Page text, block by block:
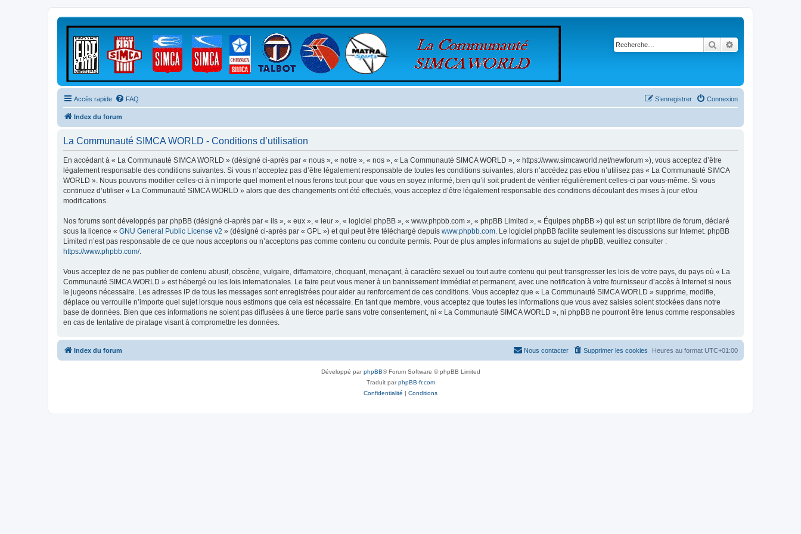
Rechercher
Accès rapide FAQ Connexion
S’enregistrer
Index du forum
La Communauté SIMCA WORLD - Conditions d’utilisation
En accédant à « La Communauté SIMCA WORLD » (désigné ci-après par « nous », « notre », « nos », « La Communauté SIMCA WORLD », « https://www.simcaworld.net/newforum »), vous acceptez d’être
légalement responsable des conditions suivantes. Si vous n’acceptez pas d’être légalement responsable de toutes les conditions suivantes, alors n’accédez pas et/ou n’utilisez pas « La Communauté SIMCA
WORLD ». Nous pouvons modifier celles-ci à n’importe quel moment et nous ferons tout pour que vous en soyez informé, bien qu’il soit prudent de vérifier régulièrement celles-ci par vous-même. Si vous
continuez d’utiliser « La Communauté SIMCA WORLD » alors que des changements ont été effectués, vous acceptez d’être légalement responsable des conditions découlant des mises à jour et/ou
modifications.
Nos forums sont développés par phpBB (désigné ci-après par « ils », « eux », « leur », « logiciel phpBB », « www.phpbb.com », « phpBB Limited », « Équipes phpBB ») qui est un script libre de forum, déclaré
sous la licence « GNU General Public License v2 » (désigné ci-après par « GPL ») et qui peut être téléchargé depuis www.phpbb.com. Le logiciel phpBB facilite seulement les discussions sur Internet. phpBB
Limited n’est pas responsable de ce que nous acceptons ou n’acceptons pas comme contenu ou conduite permis. Pour de plus amples informations au sujet de phpBB, veuillez consulter :
https://www.phpbb.com/.
Vous acceptez de ne pas publier de contenu abusif, obscène, vulgaire, diffamatoire, choquant, menaçant, à caractère sexuel ou tout autre contenu qui peut transgresser les lois de votre pays, du pays où « La
Communauté SIMCA WORLD » est hébergé ou les lois internationales. Le faire peut vous mener à un bannissement immédiat et permanent, avec une notification à votre fournisseur d’accès à Internet si nous
le jugeons nécessaire. Les adresses IP de tous les messages sont enregistrées pour aider au renforcement de ces conditions. Vous acceptez que « La Communauté SIMCA WORLD » supprime, modifie,
déplace ou verrouille n’importe quel sujet lorsque nous estimons que cela est nécessaire. En tant que membre, vous acceptez que toutes les informations que vous avez saisies soient stockées dans notre
base de données. Bien que ces informations ne soient pas diffusées à une tierce partie sans votre consentement, ni « La Communauté SIMCA WORLD », ni phpBB ne pourront être tenus comme responsables
en cas de tentative de piratage visant à compromettre les données.
Index du forum Heures au format UTC+01:00
Supprimer les cookies
Nous contacter
Développé parphpBB® Forum Software © phpBB Limited
Traduit parphpBB-fr.com
Confidentialité | Conditions